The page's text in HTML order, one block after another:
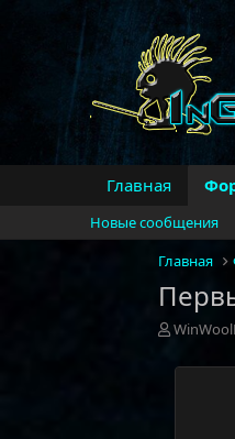
Главная
Новые сообщения
Главная
А
т